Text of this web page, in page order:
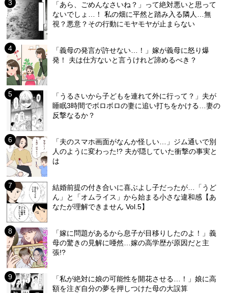
「あら、ごめんなさいね？」って絶対悪いと思って
ないでしょ…！ 私の畑に平然と踏み入る隣人…無
視？悪意？その行動にモヤモヤが止まらない
「義母の発言が許せない…！」嫁が義母に怒り爆
発！ 夫は仕方ないと言うけれど諦めるべき？
「うるさいから子どもを連れて外に行って？」夫が
睡眠3時間でボロボロの妻に追い打ちをかける…妻の
反撃なるか？
「夫のスマホ画面がなんか怪しい…」ジム通いで別
人のように変わった!? 夫が隠していた衝撃の事実と
は
結婚前提の付き合いに喜ぶよし子だったが…「うど
ん」と「オムライス」から始まる小さな違和感【あ
なたが理解できません Vol.5】
「嫁に問題があるから息子が目移りしたのよ！」義
母の驚きの見解に唖然…嫁の高学歴が原因だと主
張!?
「私が絶対に娘の可能性を開花させる…！」娘に高
額を注ぎ自分の夢を押しつけた母の大誤算